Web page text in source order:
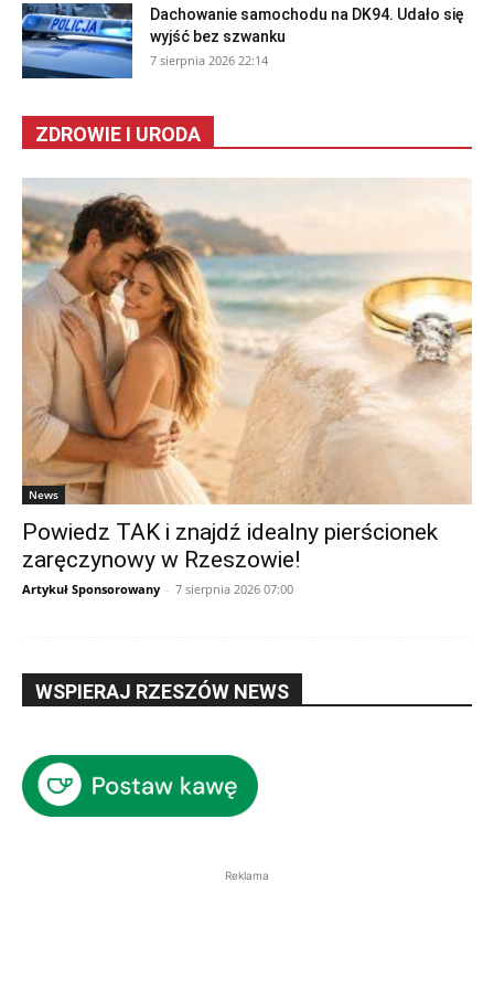
Dachowanie samochodu na DK94. Udało się
wyjść bez szwanku
7 sierpnia 2026 22:14
ZDROWIE I URODA
News
Powiedz TAK i znajdź idealny pierścionek
zaręczynowy w Rzeszowie!
Artykuł Sponsorowany - 7 sierpnia 2026 07:00
WSPIERAJ RZESZÓW NEWS
Reklama